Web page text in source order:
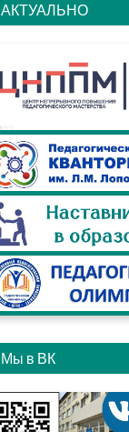
АКТУАЛЬНО
Мы в ВК